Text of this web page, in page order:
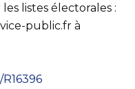
listes électorales :
public.fr à